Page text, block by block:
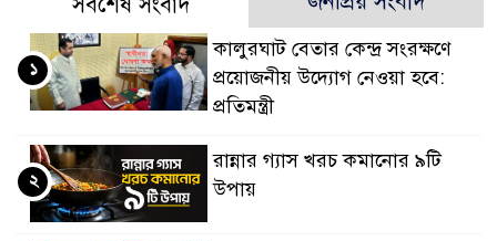
কালুরঘাট বেতার কেন্দ্র সংরক্ষণে
প্রয়োজনীয় উদ্যোগ নেওয়া হবে:
প্রতিমন্ত্রী
১
রান্নার গ্যাস খরচ কমানোর ৯টি
উপায়
২